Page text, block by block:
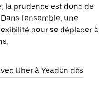
la prudence est donc de
l'ensemble, une
pour se déplacer à
Uber à Yeadon dès